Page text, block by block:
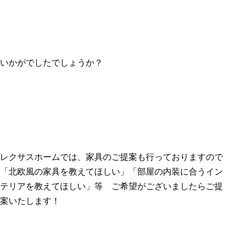
いかがでしたでしょうか？
レクサスホームでは、家具のご提案も行っておりますので
「北欧風の家具を教えてほしい」「部屋の内装に合うイン
テリアを教えてほしい」等 ご希望がございましたらご提
案いたします！